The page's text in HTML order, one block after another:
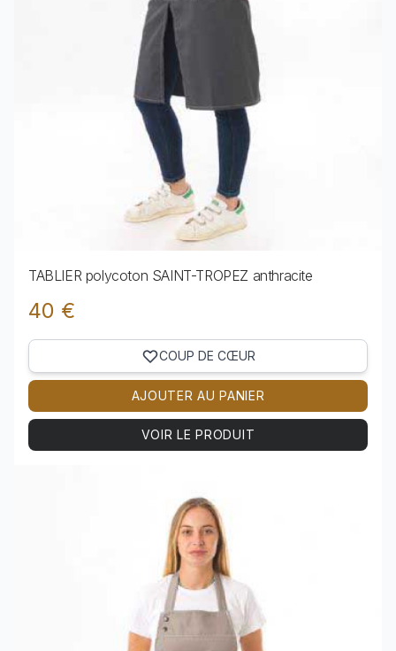
TABLIER polycoton SAINT-TROPEZ anthracite
40 €
COUP DE CŒUR
AJOUTER AU PANIER
VOIR LE PRODUIT